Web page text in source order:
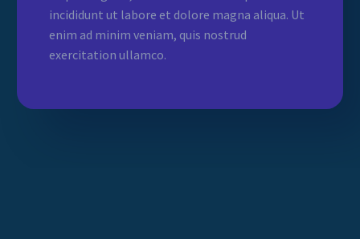
incididunt ut labore et dolore magna aliqua. Ut
enim ad minim veniam, quis nostrud
exercitation ullamco.